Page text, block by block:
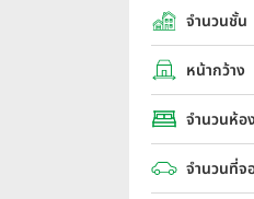
จำนวนชั้น
หน้ากว้าง
จำนวนห้อ
จำนวนที่จ